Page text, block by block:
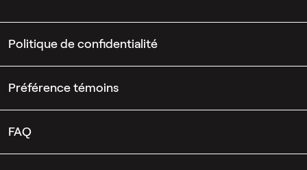
Politique de confidentialité
Préférence témoins
FAQ